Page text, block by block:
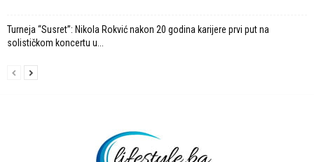
Turneja “Susret”: Nikola Rokvić nakon 20 godina karijere prvi put na
solističkom koncertu u...